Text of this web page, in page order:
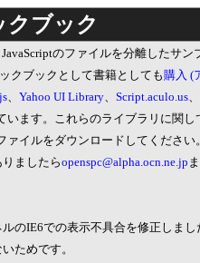
クブック
のファイルを分離したサン
クブックとして書籍としても購入 (
、 Yahoo UI Library、 Script.aculo.us、
います。これらのライブラリに関し
イルをダウンロードしてください。
ましたらopenspc@alpha.ocn.ne.jp
のIE6での表示不具合を修正しまし
ためです。